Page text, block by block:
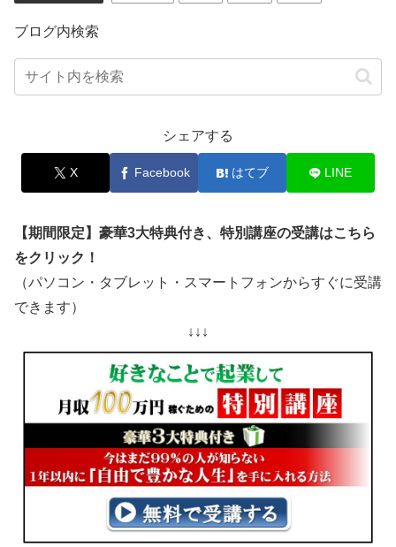
ブログ内検索
シェアする
X Facebook はてブ LINE
【期間限定】豪華3大特典付き、特別講座の受講はこちら
をクリック！
（パソコン・タブレット・スマートフォンからすぐに受講
できます）
↓↓↓